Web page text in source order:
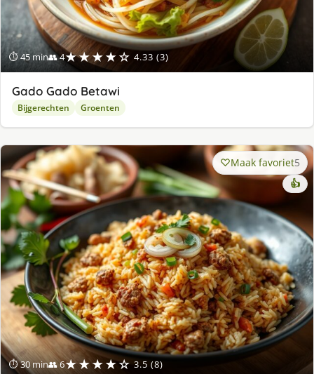
⏱ 45 min👥 4★★★★☆ 4.33 (3)
Gado Gado Betawi
Bijgerechten Groenten
⏱ 30 min👥 6★★★★☆ 3.5 (8)
Maak favoriet5
👍